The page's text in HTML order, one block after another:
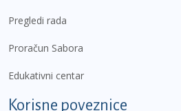
Pregledi rada
Proračun Sabora
Edukativni centar
Korisne poveznice